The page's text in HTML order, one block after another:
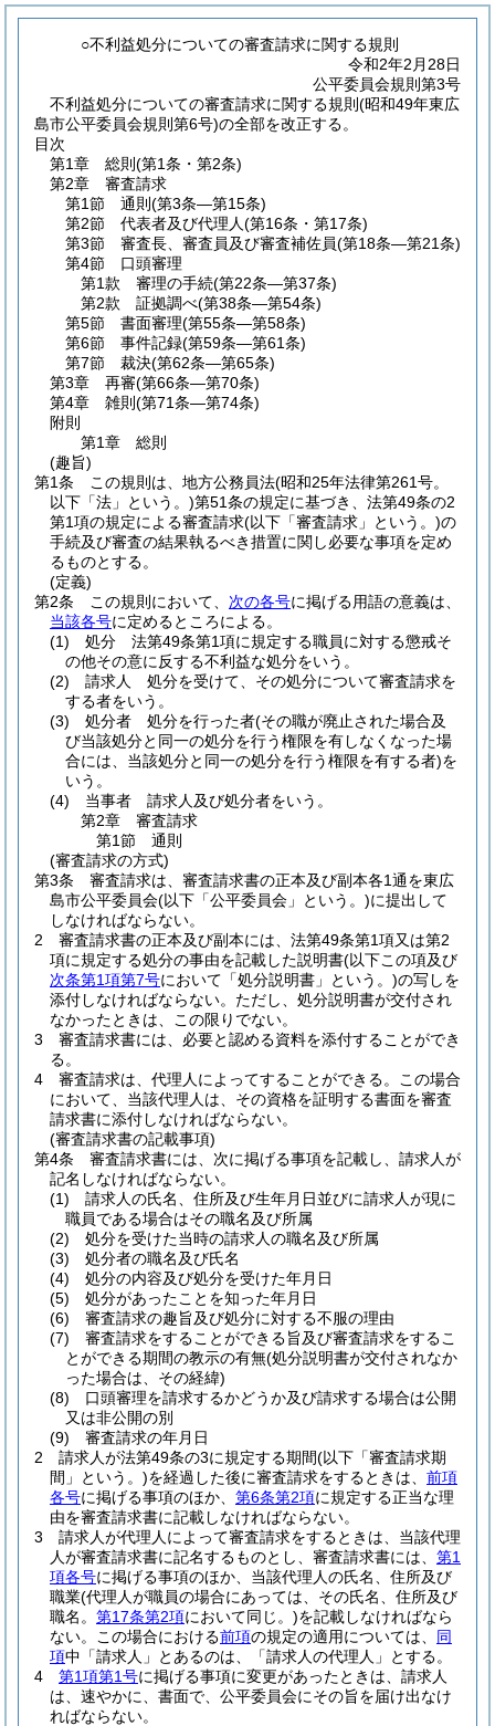
○不利益処分についての審査請求に関する規則
令和2年2月28日
公平委員会規則第3号
不利益処分についての審査請求に関する規則(昭和49年東広
島市公平委員会規則第6号)の全部を改正する。
目次
第1章
総則 (第1条・第2条)
第2章
審査請求
第1節
通則 (第3条―第15条)
第2節
代表者及び代理人(第16条・第17条)
第3節
審査長、審査員及び審査補佐員(第18条―第21条)
第4節
口頭審理
第1款
審理の手続(第22条―第37条)
第2款
証拠調べ(第38条―第54条)
第5節
書面審理(第55条―第58条)
第6節
事件記録(第59条―第61条)
第7節
裁決(第62条―第65条)
第3章
再審(第66条―第70条)
第4章
雑則 (第71条―第74条)
附則
第1章
総則
(趣旨)
第1条
この規則は、地方公務員法(昭和25年法律第261号。
以下「法」という。)第51条の規定に基づき、法第49条の2
第1項の規定による審査請求(以下「審査請求」という。)の
手続及び審査の結果執るべき措置に関し必要な事項を定め
るものとする。
(定義)
第2条
この規則において、 次の各号に掲げる用語の意義は、
当該各号に定めるところによる。
(1)
処分 法第49条第1項に規定する職員に対する懲戒そ
の他その意に反する不利益な処分をいう。
(2)
請求人 処分を受けて、その処分について審査請求を
する者をいう。
(3)
処分者 処分を行った者(その職が廃止された場合及
び当該処分と同一の処分を行う権限を有しなくなった場
合には、当該処分と同一の処分を行う権限を有する者)を
いう。
(4)
当事者 請求人及び処分者をいう。
第2章
審査請求
第1節
通則
(審査請求の方式)
第3条
審査請求は、審査請求書の正本及び副本各1通を東広
島市公平委員会(以下「公平委員会」という。)に提出して
しなければならない。
2
審査請求書の正本及び副本には、法第49条第1項又は第2
項に規定する処分の事由を記載した説明書(以下この項及び
次条第1項第7号において「処分説明書」という。)の写しを
添付しなければならない。 ただし、処分説明書が交付され
なかったときは、この限りでない。
3
審査請求書には、必要と認める資料を添付することができ
る。
4
審査請求は、代理人によってすることができる。
この場合
において、当該代理人は、その資格を証明する書面を審査
請求書に添付しなければならない。
(審査請求書の記載事項)
第4条
審査請求書には、次に掲げる事項を記載し、請求人が
記名しなければならない。
(1)
請求人の氏名、住所及び生年月日並びに請求人が現に
職員である場合はその職名及び所属
(2)
処分を受けた当時の請求人の職名及び所属
(3)
処分者の職名及び氏名
(4)
処分の内容及び処分を受けた年月日
(5)
処分があったことを知った年月日
(6)
審査請求の趣旨及び処分に対する不服の理由
(7)
審査請求をすることができる旨及び審査請求をするこ
とができる期間の教示の有無(処分説明書が交付されなか
った場合は、その経緯)
(8)
口頭審理を請求するかどうか及び請求する場合は公開
又は非公開の別
(9)
審査請求の年月日
2
請求人が法第49条の3に規定する期間(以下「審査請求期
間」という。)を経過した後に審査請求をするときは、 前項
各号に掲げる事項のほか、 第6条第2項に規定する正当な理
由を審査請求書に記載しなければならない。
3
請求人が代理人によって審査請求をするときは、当該代理
人が審査請求書に記名するものとし、審査請求書には、 第1
項各号に掲げる事項のほか、当該代理人の氏名、住所及び
職業(代理人が職員の場合にあっては、その氏名、住所及び
職名。 第17条第2項において同じ。)を記載しなければなら
ない。
この場合における前項の規定の適用については、 同
項中「請求人」とあるのは、「請求人の代理人」とする。
4
第1項第1号に掲げる事項に変更があったときは、請求人
は、速やかに、書面で、公平委員会にその旨を届け出なけ
ればならない。